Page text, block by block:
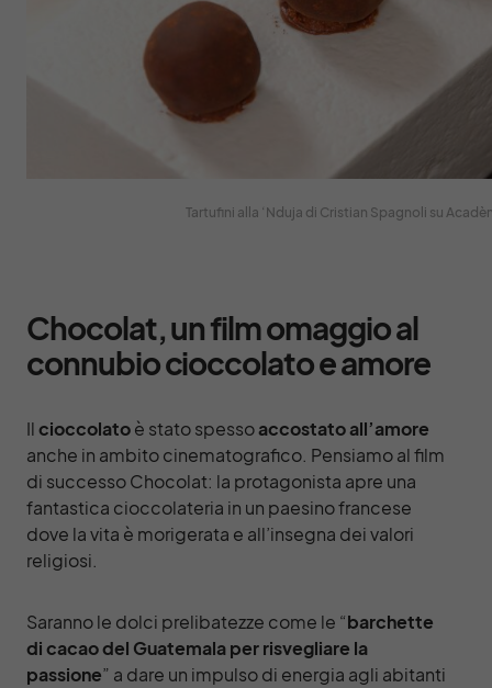
Tartufini alla ‘Nduja di Cristian Spagnoli su
Chocolat, un film omaggio al
connubio cioccolato e amore
Ilcioccolatoè stato spessoaccostato all’amore
anche in ambito cinematografico. Pensiamo al film
di successo Chocolat: la protagonista apre una
fantastica cioccolateria in un paesino francese
dove la vita è morigerata e all’insegna dei valori
religiosi.
Saranno le dolci prelibatezze come le “barchette
di cacao del Guatemala per risvegliare la
passione” a dare un impulso di energia agli abitanti